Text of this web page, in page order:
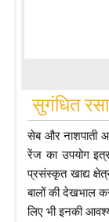
सुगंधित
सेब और नाशपाती
रेंज का उपयोग
प्रसंस्कृत खाद्य
बालों की देखभाल
लिए भी इनकी